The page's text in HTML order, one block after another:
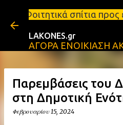
Μετάβαση στο
προς ενοικίαση
LAKONES.gr
ΑΓΟΡΑ ΕΝΟΙΚΙΑΣΗ
Παρεμβάσεις του
στη Δημοτική
Φεβρουαρίου 15, 2024